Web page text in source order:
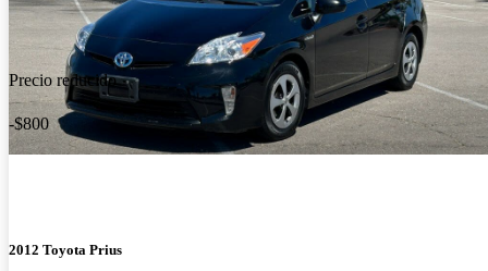
Precio reducido
-$800
2012 Toyota Prius